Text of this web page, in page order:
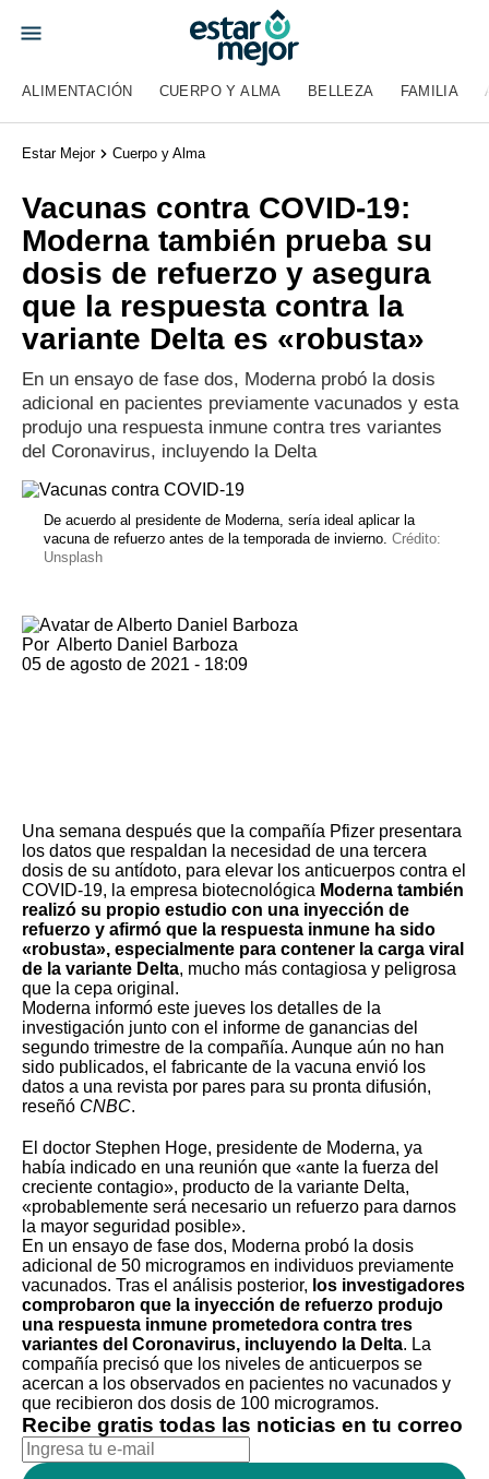
ALIMENTACIÓN CUERPO Y ALMA BELLEZA FAMILIA
Estar Mejor Cuerpo y Alma
Vacunas contra COVID-19:
Moderna también prueba su
dosis de refuerzo y asegura
que la respuesta contra la
variante Delta es «robusta»
En un ensayo de fase dos, Moderna probó la dosis
adicional en pacientes previamente vacunados y esta
produjo una respuesta inmune contra tres variantes
del Coronavirus, incluyendo la Delta
De acuerdo al presidente de Moderna, sería ideal aplicar la
vacuna de refuerzo antes de la temporada de invierno. Crédito:
Unsplash
Por Alberto Daniel Barboza
05 de agosto de 2021 - 18:09
Una semana después que la compañía Pfizer presentara
los datos que respaldan la necesidad de una tercera
dosis de su antídoto, para elevar los anticuerpos contra el
COVID-19, la empresa biotecnológica Moderna también
realizó su propio estudio con una inyección de
refuerzo y afirmó que la respuesta inmune ha sido
«robusta», especialmente para contener la carga viral
de la variante Delta, mucho más contagiosa y peligrosa
que la cepa original.
Moderna informó este jueves los detalles de la
investigación junto con el informe de ganancias del
segundo trimestre de la compañía. Aunque aún no han
sido publicados, el fabricante de la vacuna envió los
datos a una revista por pares para su pronta difusión,
reseñó CNBC.
El doctor Stephen Hoge, presidente de Moderna, ya
había indicado en una reunión que «ante la fuerza del
creciente contagio», producto de la variante Delta,
«probablemente será necesario un refuerzo para darnos
la mayor seguridad posible».
En un ensayo de fase dos, Moderna probó la dosis
adicional de 50 microgramos en individuos previamente
vacunados. Tras el análisis posterior, los investigadores
comprobaron que la inyección de refuerzo produjo
una respuesta inmune prometedora contra tres
variantes del Coronavirus, incluyendo la Delta. La
compañía precisó que los niveles de anticuerpos se
acercan a los observados en pacientes no vacunados y
que recibieron dos dosis de 100 microgramos.
Recibe gratis todas las noticias en tu correo